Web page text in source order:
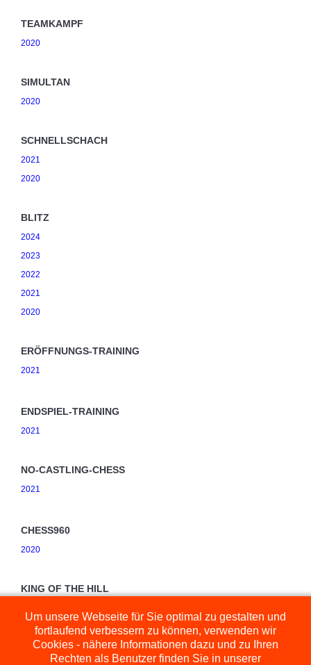
TEAMKAMPF
2020
SIMULTAN
2020
SCHNELLSCHACH
2021
2020
BLITZ
2024
2023
2022
2021
2020
ERÖFFNUNGS-TRAINING
2021
ENDSPIEL-TRAINING
2021
NO-CASTLING-CHESS
2021
CHESS960
2020
KING OF THE HILL
Um unsere Webseite für Sie optimal zu gestalten und
fortlaufend verbessern zu können, verwenden wir
Cookies - nähere Informationen dazu und zu Ihren
Rechten als Benutzer finden Sie in unserer